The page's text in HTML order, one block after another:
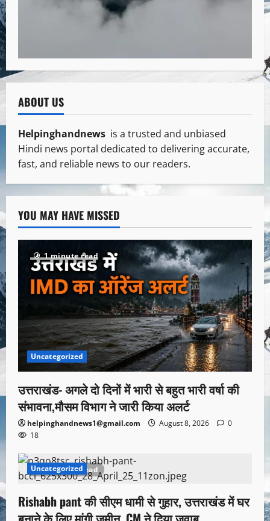
ABOUT US
Helpinghandnews is a trusted and unbiased
Hindi news portal dedicated to delivering accurate,
fast, and reliable news to our readers.
YOU MAY HAVE MISSED
1 minute read
Uncategorized
उत्तराखंड- अगले दो दिनों में भारी से बहुत भारी वर्षा की
संभावना,मौसम विभाग ने जारी किया अलर्ट
helpinghandnews1@gmail.com August 8, 2026
0
18
1 minute read
Uncategorized
Rishabh pant की सीएम धामी से गुहार, उत्तराखंड में घर